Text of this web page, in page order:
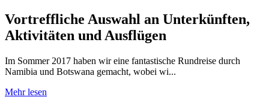
Vortreffliche Auswahl an Unterkünften,
Aktivitäten und Ausflügen
Im Sommer 2017 haben wir eine fantastische Rundreise durch
Namibia und Botswana gemacht, wobei wi...
Mehr lesen